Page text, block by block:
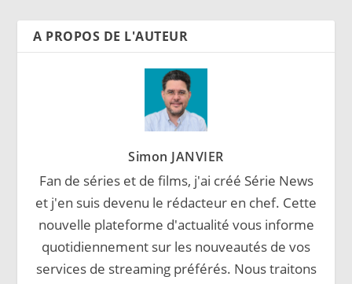
A PROPOS DE L'AUTEUR
Simon JANVIER
Fan de séries et de films, j'ai créé Série News
et j'en suis devenu le rédacteur en chef. Cette
nouvelle plateforme d'actualité vous informe
quotidiennement sur les nouveautés de vos
services de streaming préférés. Nous traitons